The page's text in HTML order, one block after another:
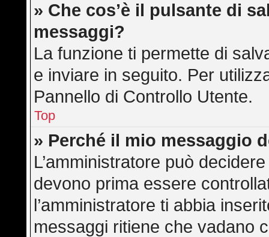
» Che cos’è il pulsante di
messaggi?
La funzione ti permette di
e inviare in seguito. Per
Pannello di Controllo Utente.
Top
» Perché il mio messaggio
L’amministratore può
devono prima essere
l’amministratore ti abbia
messaggi ritiene che vadano